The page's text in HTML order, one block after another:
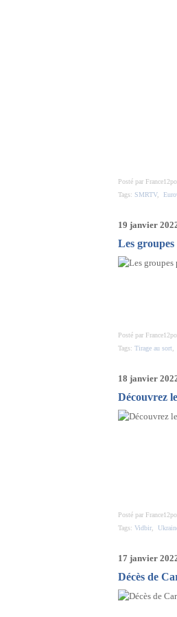
Posté par
Tags: SMRTV,
19 janvier
Les
Posté par
Tags: Tirage au sort
18 janvier
Découvrez
Posté par
Tags: Vidbir
17 janvier
Décès de